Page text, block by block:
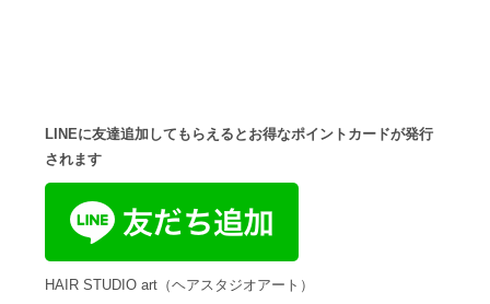
LINEに友達追加してもらえるとお得なポイントカードが発行
されます
HAIR STUDIO art（ヘアスタジオアート）